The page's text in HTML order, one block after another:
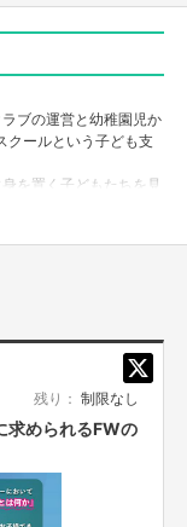
ブの運営と幼稚園児か
クールという子ども支
を置く子どもたちを見
くるような環境がそ
たち。
求心を引き出してあげ
たちの未来のために》
の子どもたちに
いと思っています。
残り： 制限なし
求められるFWの